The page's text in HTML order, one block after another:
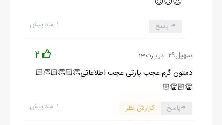
۱۱ ماه پیش پاسخ
سهیل۲۹ در پارت 13 2
دمتون گرم عجب پارتی عجب اطلاعاتی👏🏻👏🏻👏🏻
👏🏻👏🏻
۱۱ ماه پیش پاسخ گزارش نظر